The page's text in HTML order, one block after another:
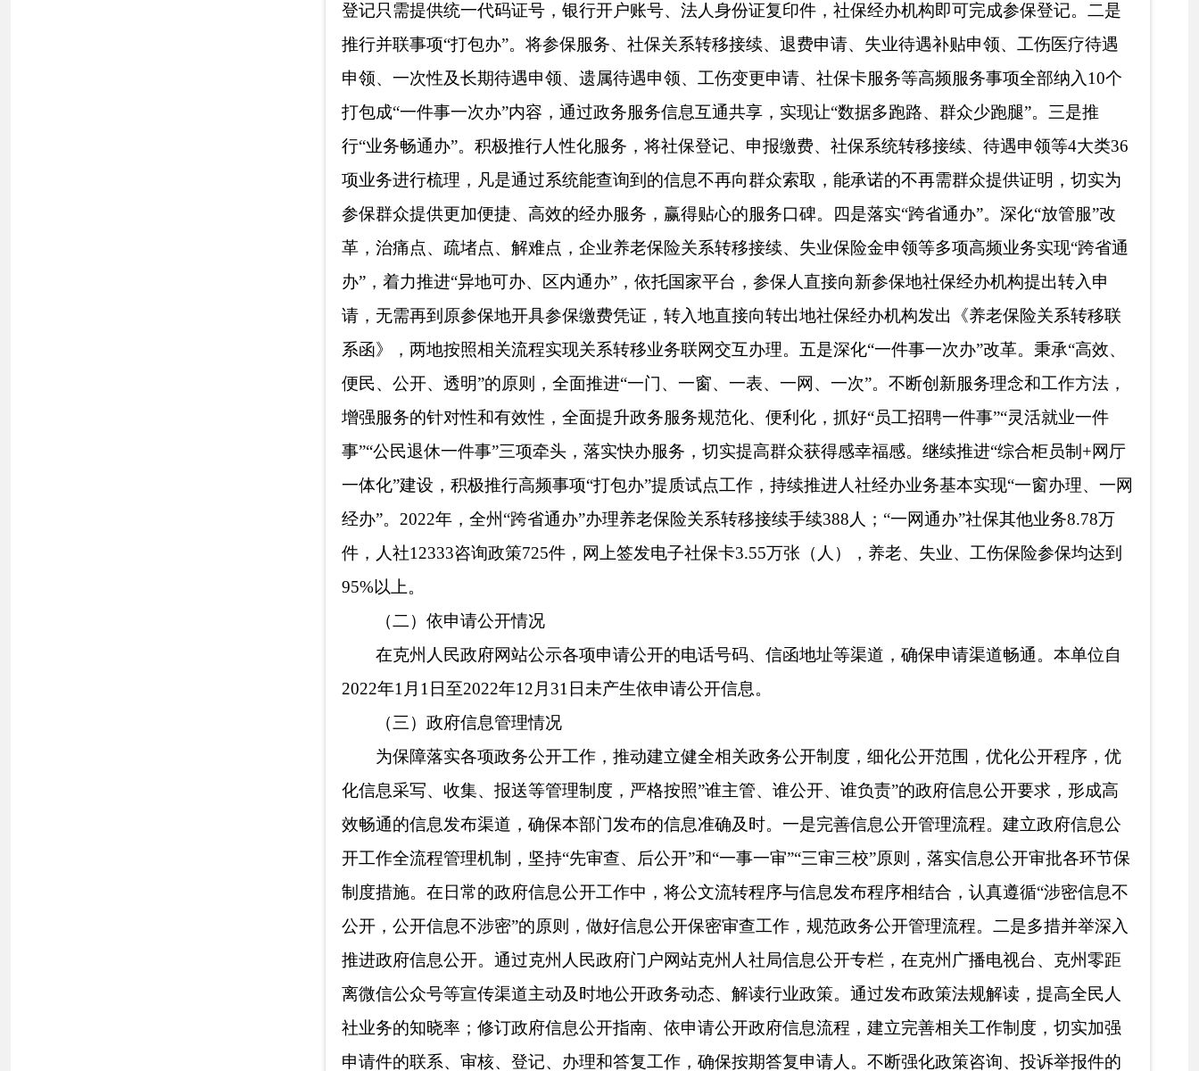
事”“公民退休一件事”三项牵头，落实快办服务，切实提高群众获得感幸福感。继续推进“综合柜员制+网厅
一体化”建设，积极推行高频事项“打包办”提质试点工作，持续推进人社经办业务基本实现“一窗办理、一网
经办”。2022年，全州“跨省通办”办理养老保险关系转移接续手续388人；“一网通办”社保其他业务8.78万
件，人社12333咨询政策725件，网上签发电子社保卡3.55万张（人），养老、失业、工伤保险参保均达到
在克州人民政府网站公示各项申请公开的电话号码、信函地址等渠道，确保申请渠道畅通。本单位自
2022年1月1日至2022年12月31日未产生依申请公开信息。
（三）政府信息管理情况
为保障落实各项政务公开工作，推动建立健全相关政务公开制度，细化公开范围，优化公开程序，优
化信息采写、收集、报送等管理制度，严格按照”谁主管、谁公开、谁负责”的政府信息公开要求，形成高
开工作全流程管理机制，坚持“先审查、后公开”和“一事一审”“三审三校”原则，落实信息公开审批各环节保
制度措施。在日常的政府信息公开工作中，将公文流转程序与信息发布程序相结合，认真遵循“涉密信息不
公开，公开信息不涉密”的原则，做好信息公开保密审查工作，规范政务公开管理流程。二是多措并举深入
推进政府信息公开。通过克州人民政府门户网站克州人社局信息公开专栏，在克州广播电视台、克州零距
离微信公众号等宣传渠道主动及时地公开政务动态、解读行业政策。通过发布政策法规解读，提高全民人
申请件的联系、审核、登记、办理和答复工作，确保按期答复申请人。不断强化政策咨询、投诉举报件的
督办制度，实现诉求办理工作规范化、制度化，进一步提高办理质量和效率。
（四）平台建设情况
克州人社局统筹利用部门网站、政务热线等资源，全方位、立体式进行政务公开。一是在克州人民政
府网站的克州人社局信息公开专栏进行电子化公开。二是在克州人社局公开宣传栏进行纸质公开。三是通
（五）监督保障情况
克州人社局不断加强对政务信息公开工作的日常指导和监督检查，对未按照要求开展政府信息公开工
作的科室及局属单位，予以督促整改。一是始终强化组织领导。按照政务公开工作领导小组要求，明确专
人负责，同时各相关部门确定专人收集本部门的应公开数据，做到有领导分管、有工作机构负责、有专人
承办。二是加强上网信息保密审查。实行科室初审、政务信息负责领导和保密审查负责领导分别审核，填
前，未发生涉密信息违规上网公开事件。三是进一步压实工作责任。在不断保障群众知情权的基础上，进
一步梳理机关各科室及局属单位所掌握的政务信息，及时提供，规范发布，定期维护，确保政府信息公开
工作能按照既定的工作流程有效运行。
二、主动公开政府信息情况
第二十条第（一）项
信息内容 本年制发件数 本年废止件数 现行有效件数
规章 0 0 0